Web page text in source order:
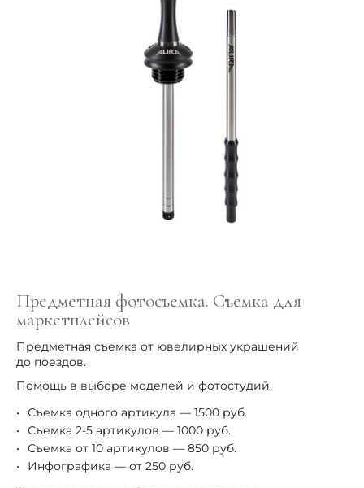
Предметная фотосъемка. Съемка для
маркетплейсов
Предметная съемка от ювелирных украшений
до поездов.
Помощь в выборе моделей и фотостудий.
Съемка одного артикула — 1500 руб.
Съемка 2-5 артикулов — 1000 руб.
Съемка от 10 артикулов — 850 руб.
Инфографика — от 250 руб.